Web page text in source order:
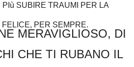
SUBIRE TRAUMI PER LA
PER SEMPRE.
MERAVIGLIOSO, DI
CHE TI RUBANO IL